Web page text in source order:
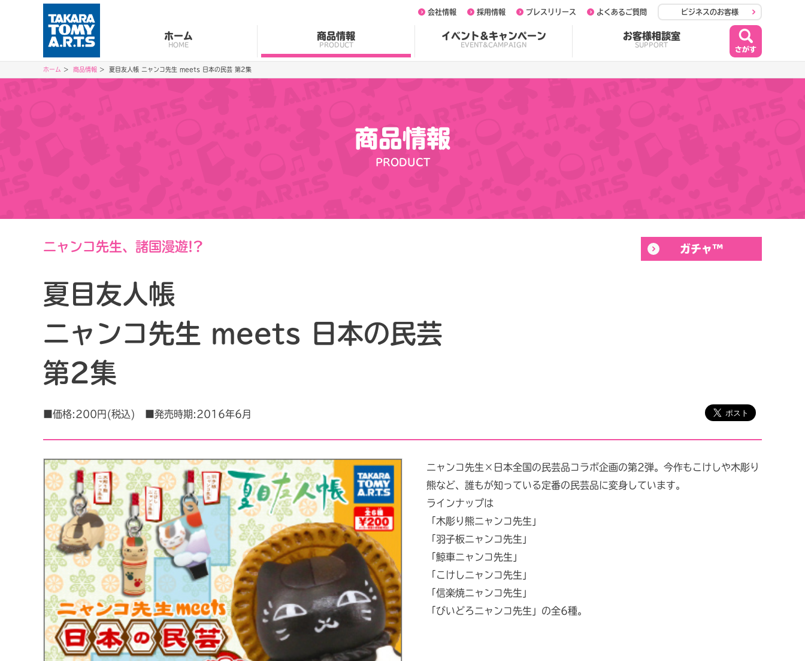
ホーム
HOME
商品情報
PRODUCT
イベント&キャンペーン
EVENT&CAMPAIGN
お客様相談室
SUPPORT
会社情報 採用情報 プレスリリース よくあるご質問 ビジネスのお客様
ホーム 商品情報 夏目友人帳 ニャンコ先生 meets 日本の民芸 第2集
商品情報
PRODUCT
ガチャ™
ニャンコ先生、諸国漫遊!?
夏目友人帳
ニャンコ先生 meets 日本の民芸
第2集
■価格:200円(税込) ■発売時期:2016年6月
ニャンコ先生×日本全国の民芸品コラボ企画の第2弾。今作もこけしや木彫り
熊など、誰もが知っている定番の民芸品に変身しています。
ラインナップは
「木彫り熊ニャンコ先生」
「羽子板ニャンコ先生」
「鯨車ニャンコ先生」
「こけしニャンコ先生」
「信楽焼ニャンコ先生」
「びいどろニャンコ先生」の全6種。